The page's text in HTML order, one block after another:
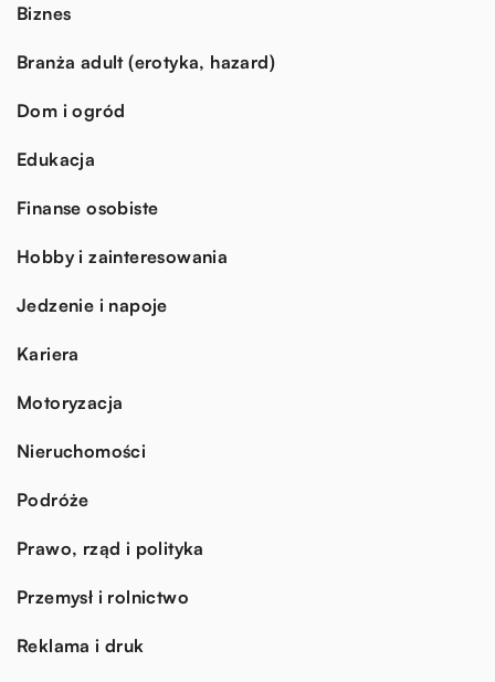
Biznes
Branża adult (erotyka, hazard)
Dom i ogród
Edukacja
Finanse osobiste
Hobby i zainteresowania
Jedzenie i napoje
Kariera
Motoryzacja
Nieruchomości
Podróże
Prawo, rząd i polityka
Przemysł i rolnictwo
Reklama i druk